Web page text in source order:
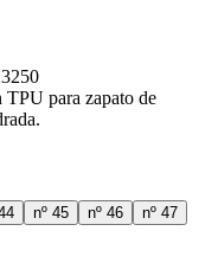
para zapato de
nº 45 nº 46 nº 47